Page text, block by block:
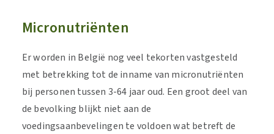
Micronutriënten
Er worden in België nog veel tekorten vastgesteld
met betrekking tot de inname van micronutriënten
bij personen tussen 3-64 jaar oud. Een groot deel van
de bevolking blijkt niet aan de
voedingsaanbevelingen te voldoen wat betreft de